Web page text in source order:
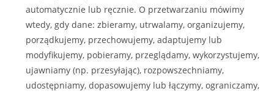
automatycznie lub ręcznie. O przetwarzaniu mówimy
wtedy, gdy dane: zbieramy, utrwalamy, organizujemy,
porządkujemy, przechowujemy, adaptujemy lub
modyfikujemy, pobieramy, przeglądamy, wykorzystujemy,
ujawniamy (np. przesyłając), rozpowszechniamy,
udostępniamy, dopasowujemy lub łączymy, ograniczamy,